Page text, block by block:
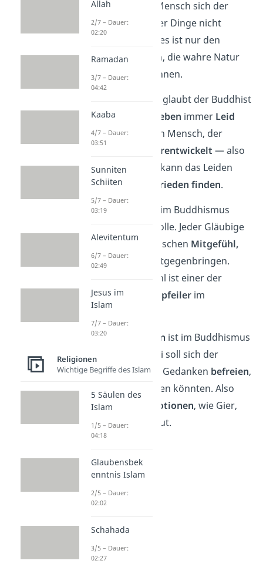
deshalb, weil der Mensch sich der
wahren Natur
vieler Dinge nicht
bewusst ist. Denn es ist nur den
wenigsten möglich, die wahre Natur
der Dinge zu erkennen.
Aus diesem Grund glaubt der Buddhist
auch, dass
jedes Leben immer Leid
verursacht.
Nur ein Mensch, der
weiterentwickelt — also
erleuchtet wird — kann das Leiden
überwinden und
Frieden finden.
DerFrieden
spielt im Buddhismus
auch eine große Rolle. Jeder Gläubige
soll seinen Mitmenschen Mitgefühl,
LiebeundHilfe
entgegenbringen.
Denn das Mitgefühl ist einer der
zentralsten Grundpfeilerim
Buddhismus.
Auch die
Mediation ist im Buddhismus
sehr wichtig. Dabei soll sich der
Buddhist von allen Gedanken befreien,
die ihm Leid zufügen könnten. Also
allenegativen Emotionen, wie Gier,
Hass, Neid oder Wut.
Allah
2/7 – Dauer:
02:20
Ramadan
3/7 – Dauer:
04:42
Kaaba
4/7 – Dauer:
03:51
Sunniten
Schiiten
5/7 – Dauer:
03:19
Alevitentum
6/7 – Dauer:
02:49
Jesus im
Islam
7/7 – Dauer:
03:20
Religionen
Wichtige Begriffe des Islam
5 Säulen des
Islam
1/5 – Dauer:
04:18
Glaubensbek
enntnis Islam
2/5 – Dauer:
02:02
Schahada
3/5 – Dauer:
02:27